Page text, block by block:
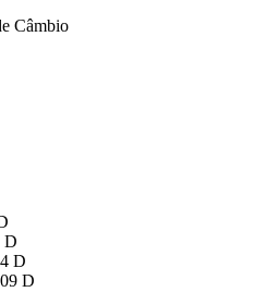
Câmbio
D
D
D